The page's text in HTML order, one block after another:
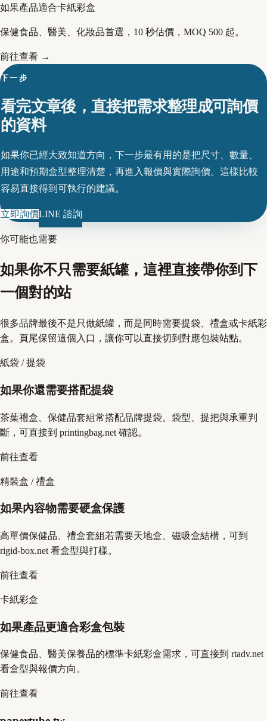
如果產品適合卡紙彩盒
保健食品、醫美、化妝品首選，10 秒估價，MOQ 500 起。
前往查看 →
下一步
看完文章後，直接把需求整理成可詢價
的資料
如果你已經大致知道方向，下一步最有用的是把尺寸、數量、
用途和預期盒型整理清楚，再進入報價與實際詢價。這樣比較
容易直接得到可執行的建議。
立即詢價LINE 諮詢
你可能也需要
如果你不只需要紙罐，這裡直接帶你到下
一個對的站
很多品牌最後不是只做紙罐，而是同時需要提袋、禮盒或卡紙彩
盒。頁尾保留這個入口，讓你可以直接切到對應包裝站點。
紙袋 / 提袋
如果你還需要搭配提袋
茶葉禮盒、保健品套組常搭配品牌提袋。袋型、提把與承重判
斷，可直接到 printingbag.net 確認。
前往查看
精裝盒 / 禮盒
如果內容物需要硬盒保護
高單價保健品、禮盒套組若需要天地盒、磁吸盒結構，可到
rigid-box.net 看盒型與打樣。
前往查看
卡紙彩盒
如果產品更適合彩盒包裝
保健食品、醫美保養品的標準卡紙彩盒需求，可直接到 rtadv.net
看盒型與報價方向。
前往查看